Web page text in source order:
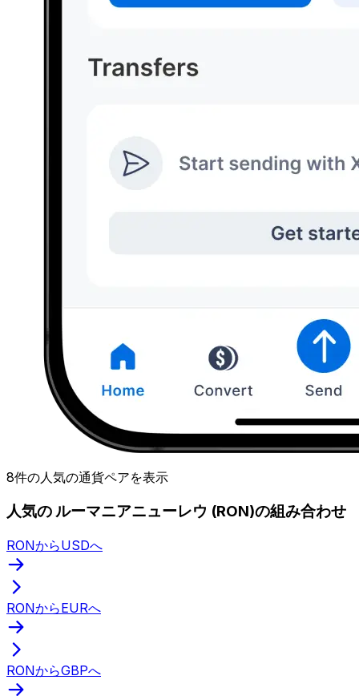
8件の人気の通貨ペアを表示
人気の ルーマニアニューレウ (RON)の組み合わせ
RONからUSDへ
RONからEURへ
RONからGBPへ